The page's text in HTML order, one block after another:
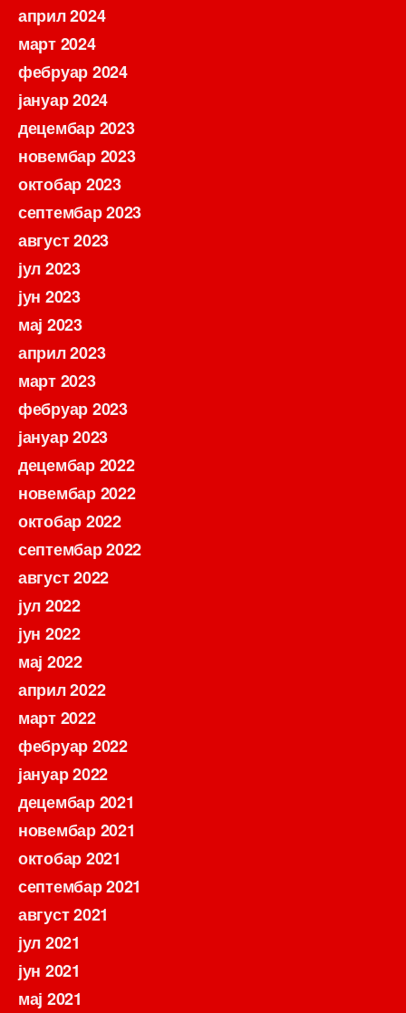
април 2024
март 2024
фебруар 2024
јануар 2024
децембар 2023
новембар 2023
октобар 2023
септембар 2023
август 2023
јул 2023
јун 2023
мај 2023
април 2023
март 2023
фебруар 2023
јануар 2023
децембар 2022
новембар 2022
октобар 2022
септембар 2022
август 2022
јул 2022
јун 2022
мај 2022
април 2022
март 2022
фебруар 2022
јануар 2022
децембар 2021
новембар 2021
октобар 2021
септембар 2021
август 2021
јул 2021
јун 2021
мај 2021